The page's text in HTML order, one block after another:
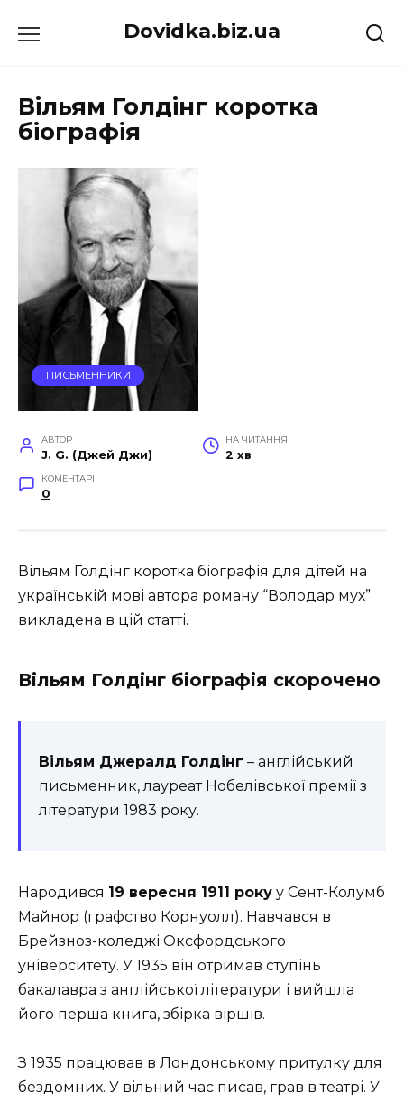
до
Dovidka.biz.ua
Вільям Голдінг коротка
біографія
ПИСЬМЕННИКИ
АВТОР
J. G. (Джей Джи)
НА ЧИТАННЯ
2 хв
КОМЕНТАРІ
0
Вільям Голдінг коротка біографія для дітей на
українській мові автора роману “Володар мух”
викладена в цій статті.
Вільям Голдінг біографія скорочено
Вільям Джералд Голдінг – англійський
письменник, лауреат Нобелівської премії з
літератури 1983 року.
Народився 19 вересня 1911 року у Сент-Колумб
Майнор (графство Корнуолл). Навчався в
Брейзноз-коледжі Оксфордського
університету. У 1935 він отримав ступінь
бакалавра з англійської літератури і вийшла
його перша книга, збірка віршів.
З 1935 працював в Лондонському притулку для
бездомних. У вільний час писав, грав в театрі. У